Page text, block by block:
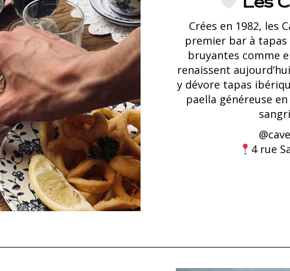
Crées en 1982, les
premier bar à
bruyantes comme
renaissent
y dévore tapas
paella généreuse
@
4 rue